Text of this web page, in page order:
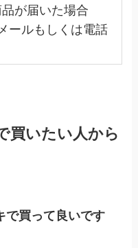
が届いた場合
ールもしくは電話
買いたい人から
で買って良いです